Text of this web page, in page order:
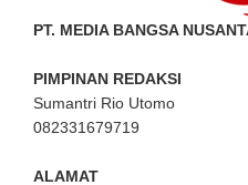
PT. MEDIA BANGSA
PIMPINAN REDAKSI
Sumantri Rio Utomo
082331679719
ALAMAT